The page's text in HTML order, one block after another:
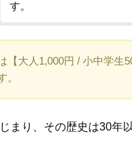
す。
【大人1,000円 / 小中学生
。
まり、その歴史は30年以